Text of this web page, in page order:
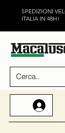
SPEDIZIONI
ITALIA IN 48H!